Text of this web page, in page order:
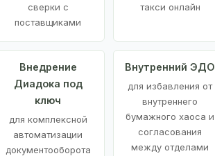
сверки с
поставщиками
такси онлайн
Внедрение
Диадока под
ключ
для комплексной
автоматизации
документооборота
Внутренний ЭДО
для избавления от
внутреннего
бумажного хаоса и
согласования
между отделами